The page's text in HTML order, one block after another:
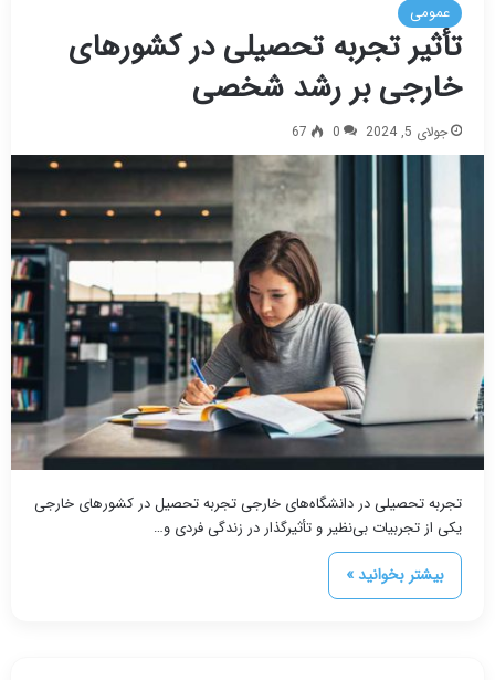
عمومی
تأثیر تجربه تحصیلی در کشورهای
خارجی بر رشد شخصی
جولای 5, 2024 0
67
تجربه تحصیلی در دانشگاه‌های خارجی تجربه تحصیل در کشورهای خارجی
یکی از تجربیات بی‌نظیر و تأثیرگذار در زندگی فردی و…
بیشتر بخوانید »